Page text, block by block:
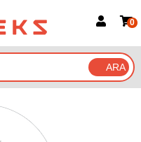
Google İle Bağlan
0